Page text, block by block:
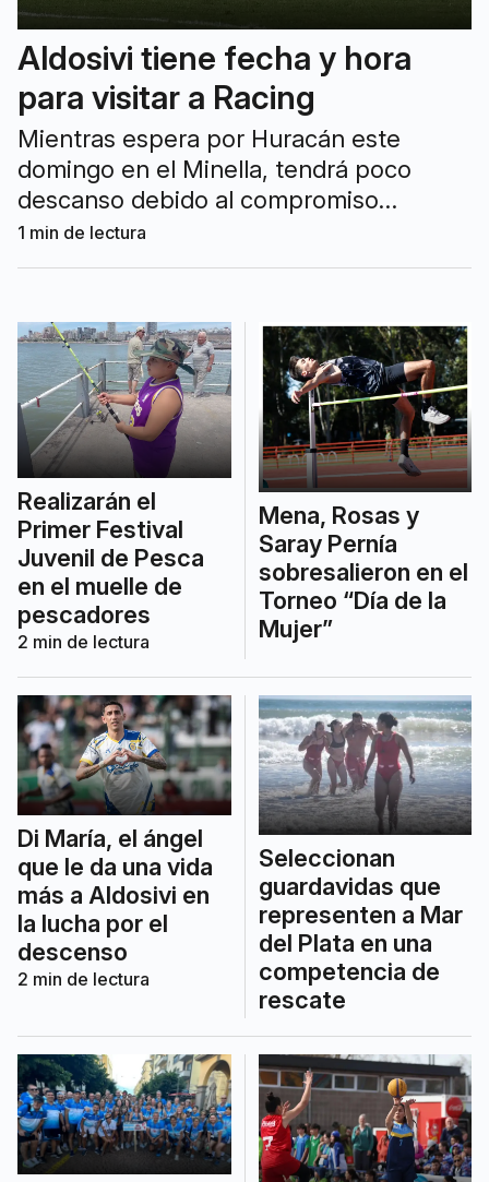
Aldosivi tiene fecha y hora
para visitar a Racing
Mientras espera por Huracán este
domingo en el Minella, tendrá poco
descanso debido al compromiso
internacional de la Academia.
1 min de lectura
Realizarán el
Primer Festival
Juvenil de Pesca
en el muelle de
pescadores
2 min de lectura
Mena, Rosas y
Saray Pernía
sobresalieron en el
Torneo “Día de la
Mujer”
Di María, el ángel
que le da una vida
más a Aldosivi en
la lucha por el
descenso
2 min de lectura
Seleccionan
guardavidas que
representen a Mar
del Plata en una
competencia de
rescate